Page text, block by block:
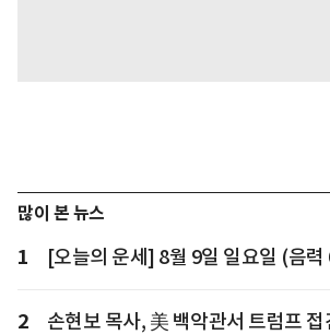
많이 본 뉴스
1 [오늘의 운세] 8월 9일 일요일 (음
2
손현보 목사, 美 백악관서 트럼프